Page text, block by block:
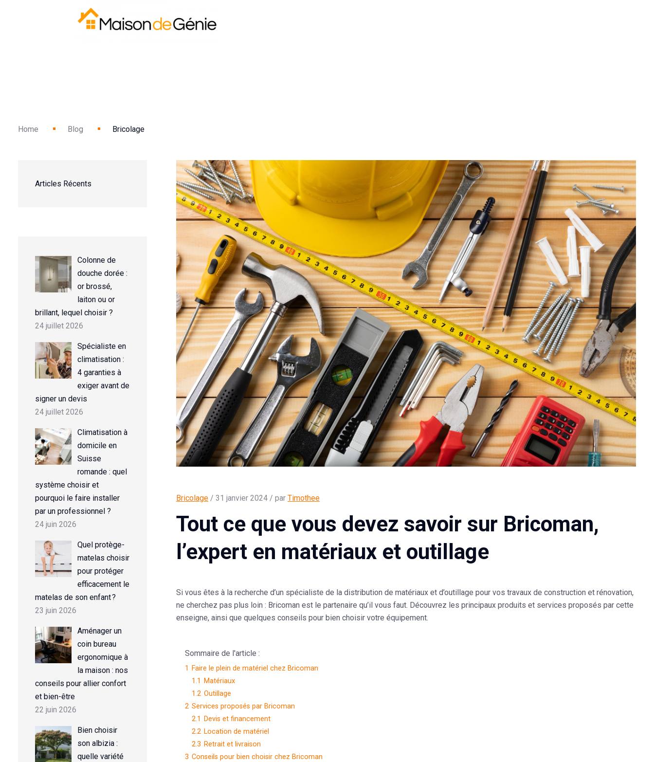
Home Blog Bricolage
Articles Récents
Colonne de
douche dorée :
or brossé,
laiton ou or
brillant, lequel choisir ?
24 juillet 2026
Spécialiste en
climatisation :
4 garanties à
exiger avant de
signer un devis
24 juillet 2026
Climatisation à
domicile en
Suisse
romande : quel
système choisir et
pourquoi le faire installer
par un professionnel ?
24 juin 2026
Quel protège-
matelas choisir
pour protéger
efficacement le
matelas de son enfant ?
23 juin 2026
Aménager un
coin bureau
ergonomique à
la maison : nos
conseils pour allier confort
et bien-être
22 juin 2026
Bien choisir
son albizia :
quelle variété
Bricolage / 31 janvier 2024 / par Timothee
Tout ce que vous devez savoir sur Bricoman,
l’expert en matériaux et outillage
Si vous êtes à la recherche d’un spécialiste de la distribution de matériaux et d’outillage pour vos travaux de construction et rénovation,
ne cherchez pas plus loin : Bricoman est le partenaire qu’il vous faut. Découvrez les principaux produits et services proposés par cette
enseigne, ainsi que quelques conseils pour bien choisir votre équipement.
Sommaire de l'article :
1
Faire le plein de matériel chez Bricoman
1.1
Matériaux
1.2 Outillage
2 Services proposés par Bricoman
2.1
Devis et financement
2.2 Location de matériel
2.3 Retrait et livraison
3 Conseils pour bien choisir chez Bricoman